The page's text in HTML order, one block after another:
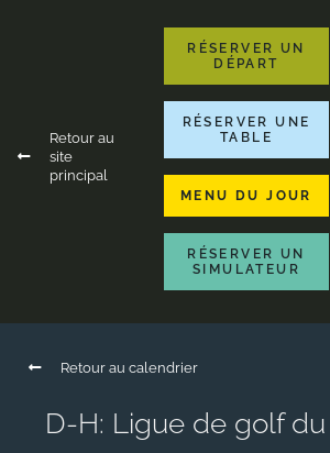
Retour au
site
principal
RÉSERVER UN
DÉPART
RÉSERVER UNE
TABLE
MENU DU JOUR
RÉSERVER UN
SIMULATEUR
Retour au calendrier
D-H: Ligue de golf